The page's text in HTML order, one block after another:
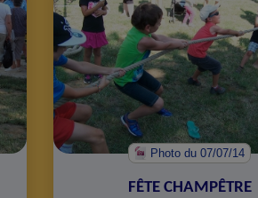
Photodu 07/07/14
FÊTE CHAMPÊTRE